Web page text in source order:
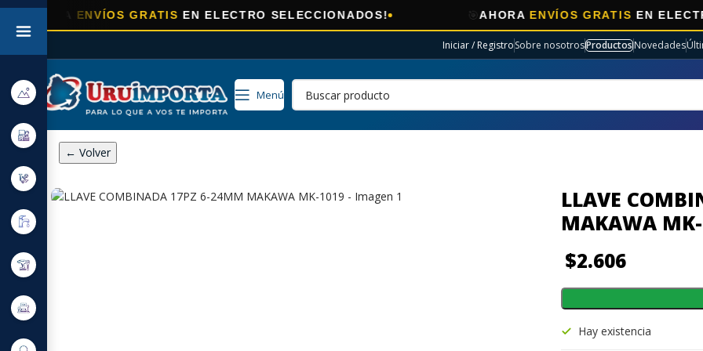
ENVÍOS GRATISEN ELECTRO SELECCIONADOS! ENVÍOS GRATISEN ELECTRO
Iniciar / RegistroSobre nosotrosProductosNovedades
Menú
← Volver
LLAVE
MAKAWA
$2.606
Hay existencia